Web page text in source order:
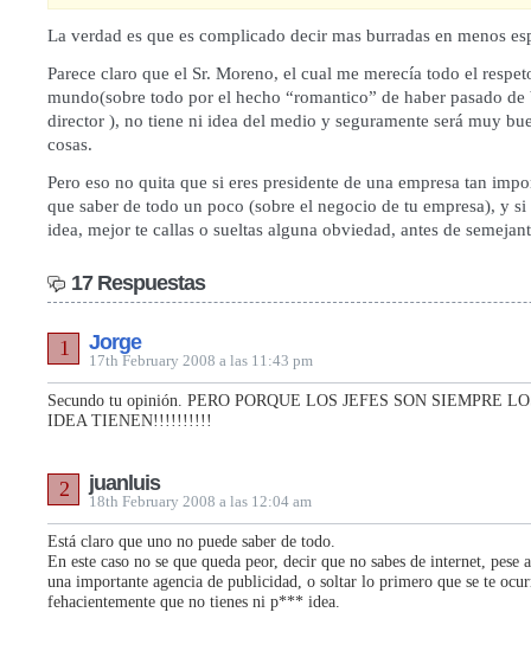
La verdad es que es complicado decir mas burradas en menos
Parece claro que el Sr. Moreno, el cual me merecía todo el
mundo(sobre todo por el hecho “romantico” de haber pasado de
director ), no tiene ni idea del medio y seguramente será muy
cosas.
Pero eso no quita que si eres presidente de una empresa tan
que saber de todo un poco (sobre el negocio de tu empresa), y
idea, mejor te callas o sueltas alguna obviedad, antes de
17 Respuestas
Jorge
17th February 2008 a las 11:43 pm
1
Secundo tu opinión. PERO PORQUE LOS JEFES SON SIEMPRE
IDEA TIENEN!!!!!!!!!!
juanluis
18th February 2008 a las 12:04 am
2
Está claro que uno no puede saber de todo.
En este caso no se que queda peor, decir que no sabes de internet, pese
una importante agencia de publicidad, o soltar lo primero que se te
fehacientemente que no tienes ni p*** idea.